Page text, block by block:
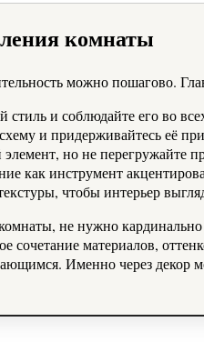
комнаты
можно пошагово.
стиль и соблюдайте его во
и придерживайтесь её
но не перегружайте
как инструмент
чтобы интерьер
не нужно
сочетание материалов,
Именно через декор